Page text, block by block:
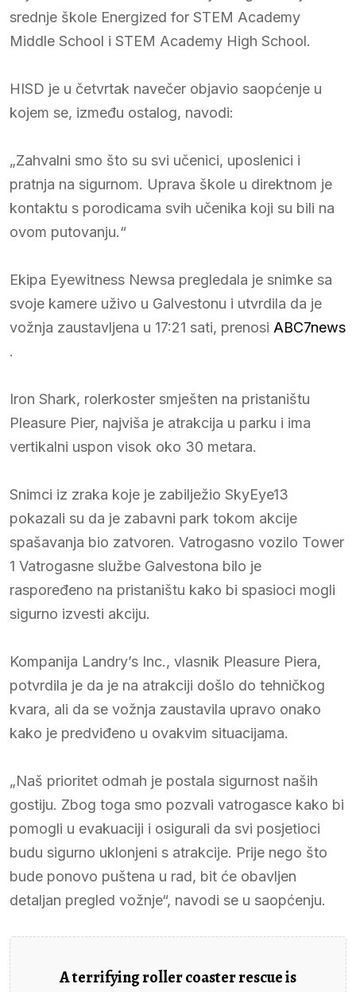
srednje škole Energized for STEM Academy
Middle School i STEM Academy High School.
HISD je u četvrtak navečer objavio saopćenje u
kojem se, između ostalog, navodi:
„Zahvalni smo što su svi učenici, uposlenici i
pratnja na sigurnom. Uprava škole u direktnom je
kontaktu s porodicama svih učenika koji su bili na
ovom putovanju.“
Ekipa Eyewitness Newsa pregledala je snimke sa
svoje kamere uživo u Galvestonu i utvrdila da je
vožnja zaustavljena u 17:21 sati, prenosi ABC7news
.
Iron Shark, rolerkoster smješten na pristaništu
Pleasure Pier, najviša je atrakcija u parku i ima
vertikalni uspon visok oko 30 metara.
Snimci iz zraka koje je zabilježio SkyEye13
pokazali su da je zabavni park tokom akcije
spašavanja bio zatvoren. Vatrogasno vozilo Tower
1 Vatrogasne službe Galvestona bilo je
raspoređeno na pristaništu kako bi spasioci mogli
sigurno izvesti akciju.
Kompanija Landry’s Inc., vlasnik Pleasure Piera,
potvrdila je da je na atrakciji došlo do tehničkog
kvara, ali da se vožnja zaustavila upravo onako
kako je predviđeno u ovakvim situacijama.
„Naš prioritet odmah je postala sigurnost naših
gostiju. Zbog toga smo pozvali vatrogasce kako bi
pomogli u evakuaciji i osigurali da svi posjetioci
budu sigurno uklonjeni s atrakcije. Prije nego što
bude ponovo puštena u rad, bit će obavljen
detaljan pregled vožnje“, navodi se u saopćenju.
A terrifying roller coaster rescue is